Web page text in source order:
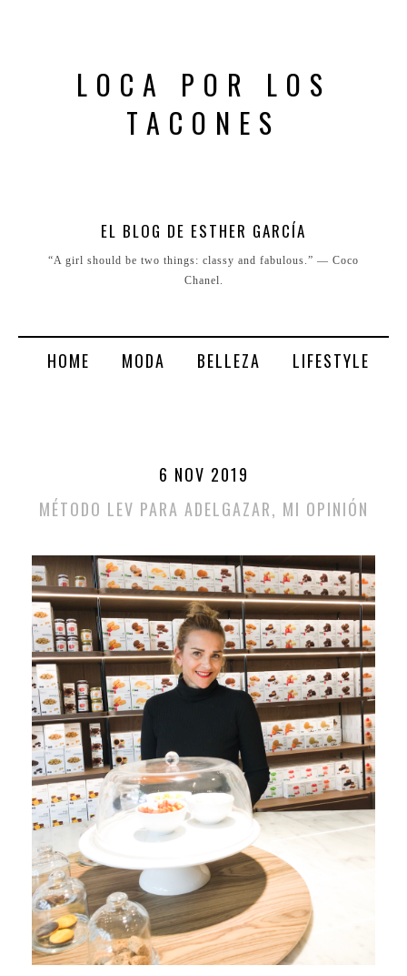
LOCA POR LOS
TACONES
EL BLOG DE ESTHER GARCÍA
“A girl should be two things: classy and fabulous.” ― Coco
Chanel.
HOME MODA BELLEZA LIFESTYLE
6 NOV 2019
MÉTODO LEV PARA ADELGAZAR, MI OPINIÓN